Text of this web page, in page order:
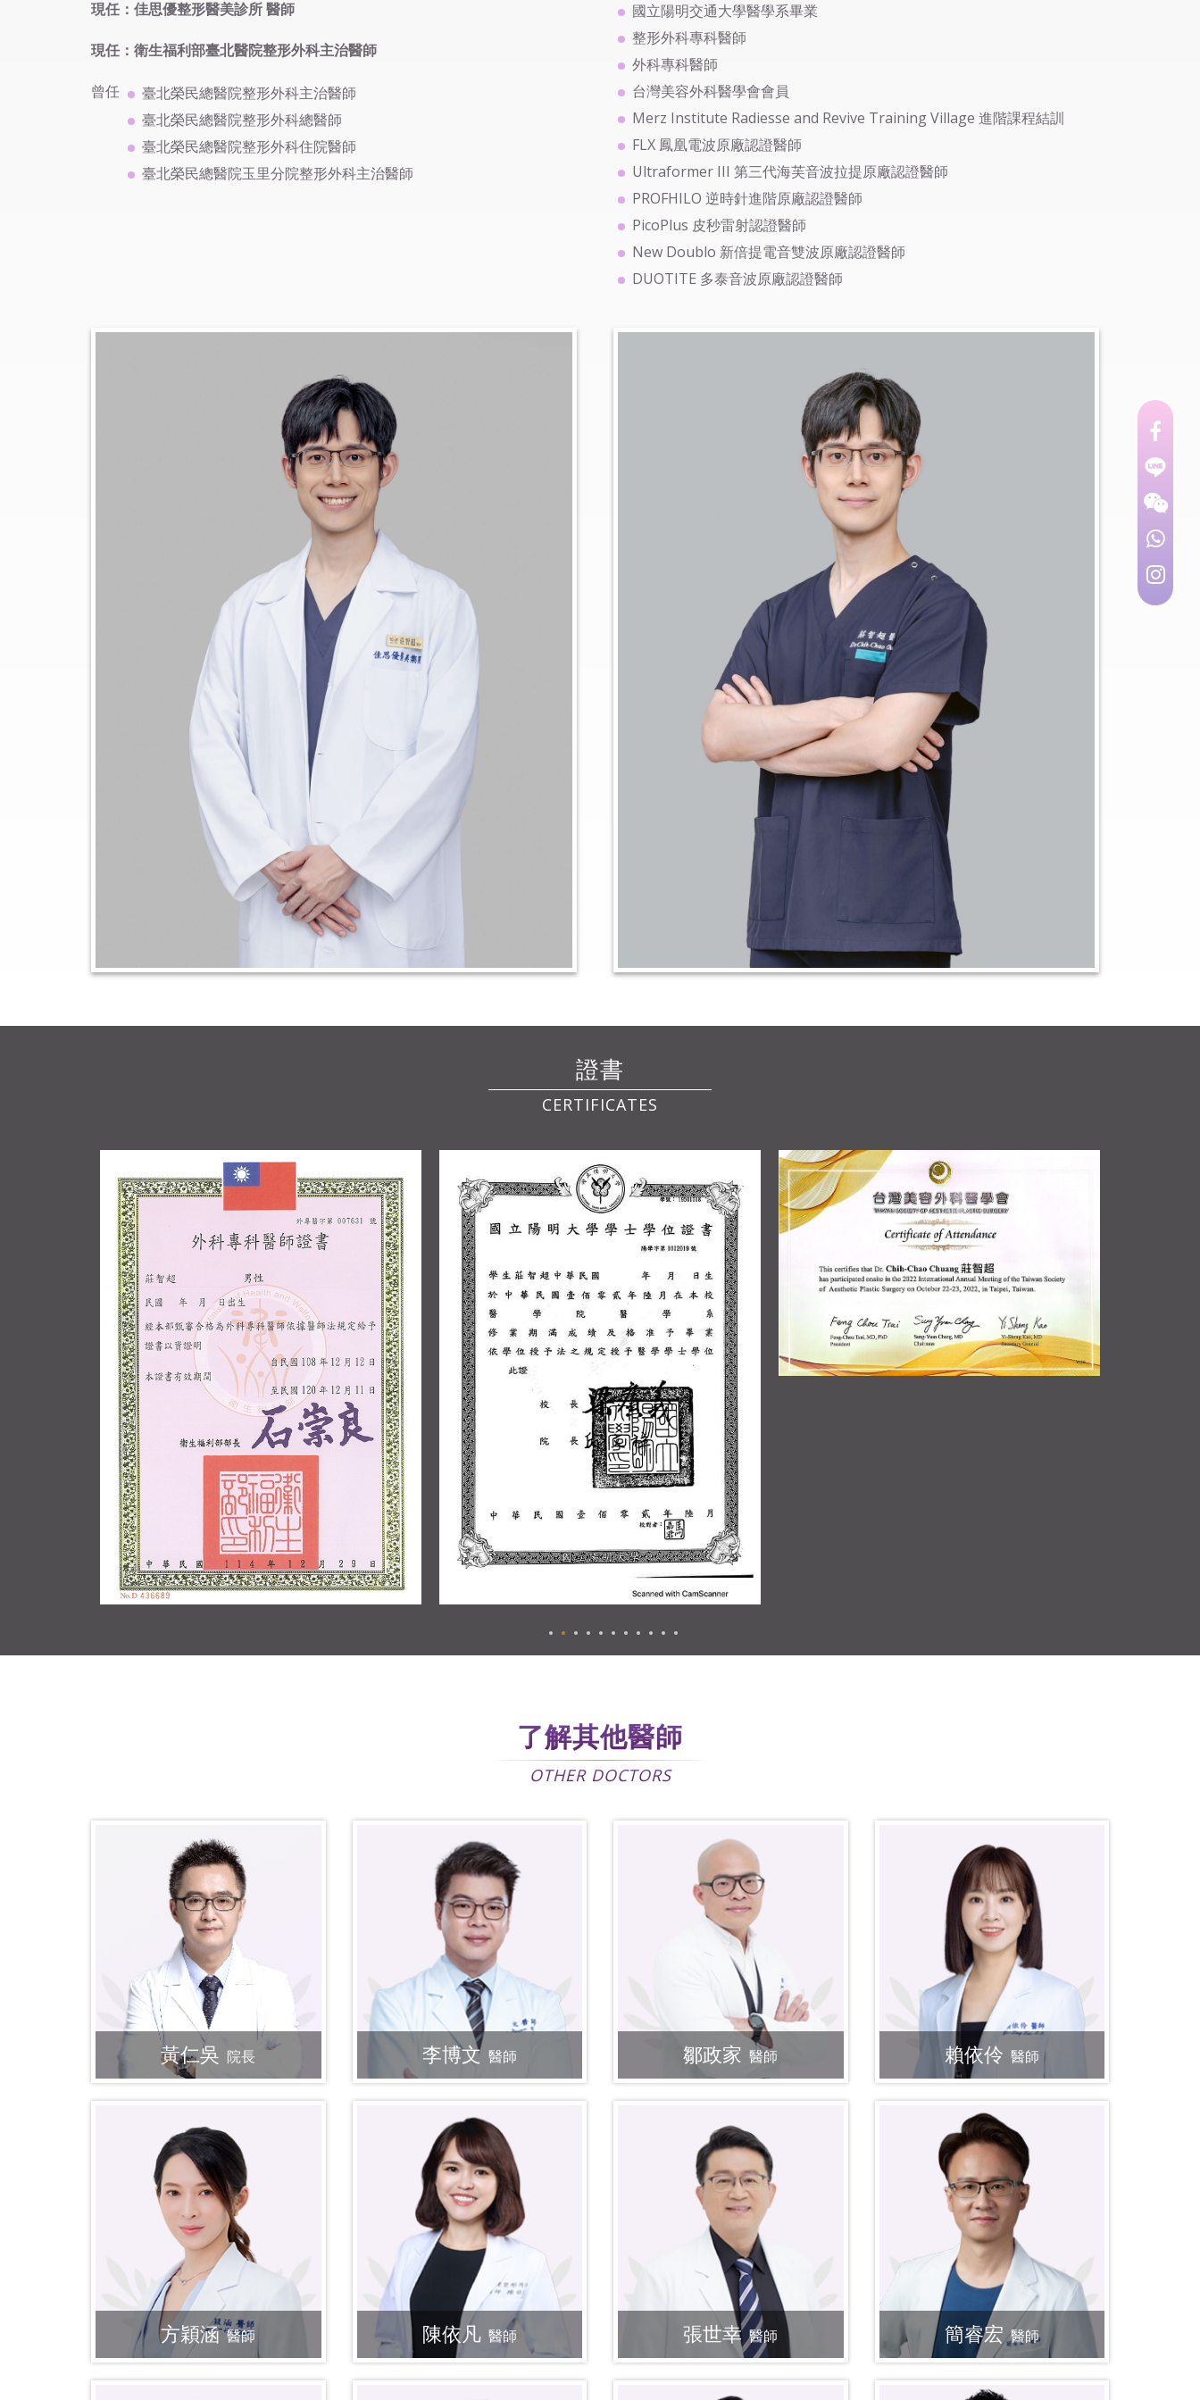
現任：佳思優整形醫美診所 醫師
現任：衛生福利部臺北醫院整形外科主治醫師
曾任
臺北榮民總醫院整形外科主治醫師
臺北榮民總醫院整形外科總醫師
臺北榮民總醫院整形外科住院醫師
臺北榮民總醫院玉里分院整形外科主治醫師
國立陽明交通大學醫學系畢業
整形外科專科醫師
外科專科醫師
台灣美容外科醫學會會員
Merz Institute Radiesse and Revive Training Village 進階課程結訓
FLX 鳳凰電波原廠認證醫師
Ultraformer III 第三代海芙音波拉提原廠認證醫師
PROFHILO 逆時針進階原廠認證醫師
PicoPlus 皮秒雷射認證醫師
New Doublo 新倍提電音雙波原廠認證醫師
DUOTITE 多泰音波原廠認證醫師
證書
CERTIFICATES
了解其他醫師
OTHER DOCTORS
黃仁吳 院長 李博文 醫師 鄒政家 醫師 賴依伶 醫師
方穎涵 醫師 陳依凡 醫師 張世幸 醫師 簡睿宏 醫師